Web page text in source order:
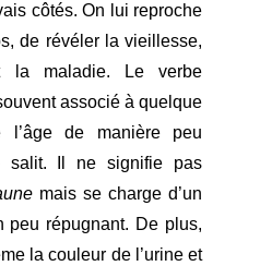
côtés. On lui reproche
de révéler la vieillesse,
la maladie. Le verbe
associé à quelque
de manière peu
salit. Il ne signifie pas
mais se charge d’un
peu répugnant. De plus,
la couleur de l’urine et